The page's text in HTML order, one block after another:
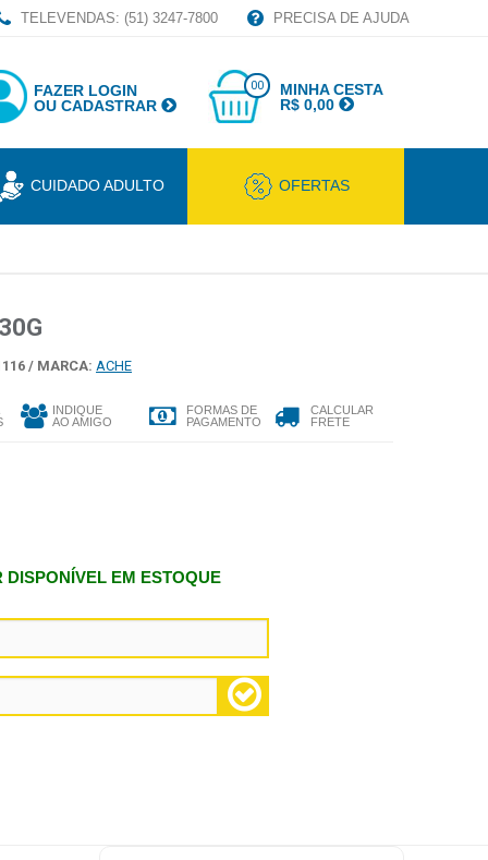
TELEVENDAS: (51) 3247-7800 PRECISA DE AJUDA
FAZER LOGIN
OU CADASTRAR
00
MINHA CESTA
R$ 0,00
CUIDADO ADULTO OFERTAS
/ MARCA: ACHE
INDIQUE
AO AMIGO
FORMAS DE
PAGAMENTO
CALCULAR
FRETE
EM ESTOQUE